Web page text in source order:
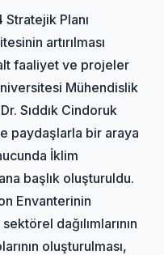
Planı
artırılması
faaliyet ve projeler
Mühendislik
Sıddık Cindoruk
paydaşlarla bir araya
İklim
başlık oluşturuldu.
Envanterinin
dağılımlarının
oluşturulması,